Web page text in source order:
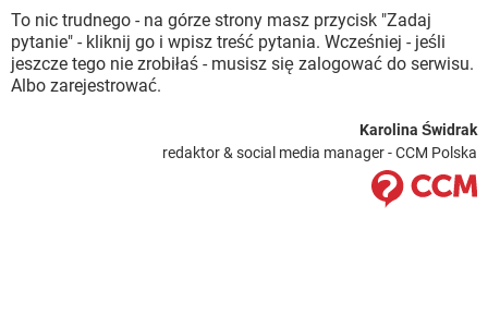
To nic trudnego - na górze strony masz przycisk "Zadaj
pytanie" - kliknij go i wpisz treść pytania. Wcześniej - jeśli
jeszcze tego nie zrobiłaś - musisz się zalogować do serwisu.
Albo zarejestrować.
Karolina Świdrak
redaktor & social media manager - CCM Polska